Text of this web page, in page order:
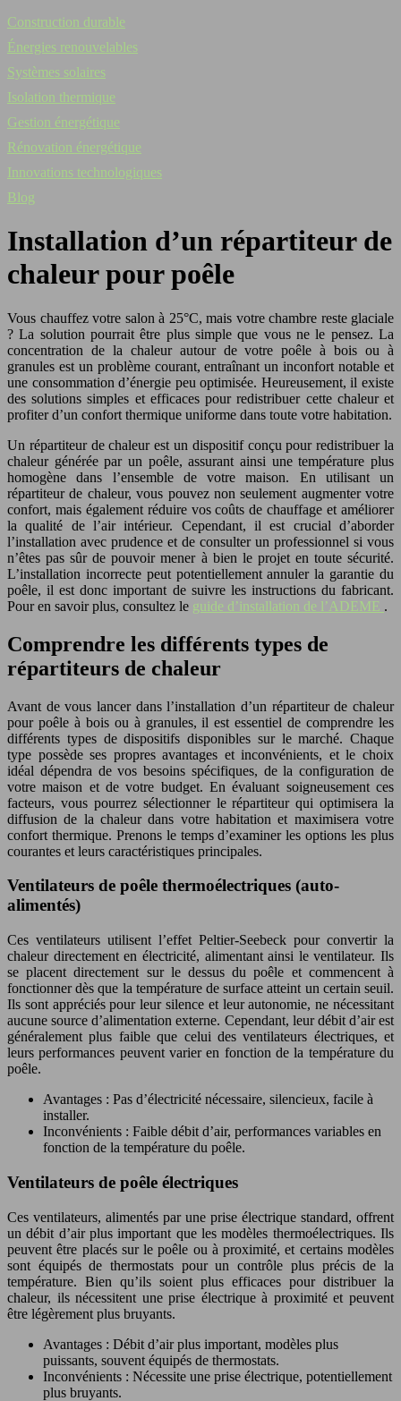
Construction durable
Énergies renouvelables
Systèmes solaires
Isolation thermique
Gestion énergétique
Rénovation énergétique
Innovations technologiques
Blog
Installation d’un répartiteur de
chaleur pour poêle
Vous chauffez votre salon à 25°C, mais votre chambre reste glaciale
? La solution pourrait être plus simple que vous ne le pensez. La
concentration de la chaleur autour de votre poêle à bois ou à
granules est un problème courant, entraînant un inconfort notable et
une consommation d’énergie peu optimisée. Heureusement, il existe
des solutions simples et efficaces pour redistribuer cette chaleur et
profiter d’un confort thermique uniforme dans toute votre habitation.
Un répartiteur de chaleur est un dispositif conçu pour redistribuer la
chaleur générée par un poêle, assurant ainsi une température plus
homogène dans l’ensemble de votre maison. En utilisant un
répartiteur de chaleur, vous pouvez non seulement augmenter votre
confort, mais également réduire vos coûts de chauffage et améliorer
la qualité de l’air intérieur. Cependant, il est crucial d’aborder
l’installation avec prudence et de consulter un professionnel si vous
n’êtes pas sûr de pouvoir mener à bien le projet en toute sécurité.
L’installation incorrecte peut potentiellement annuler la garantie du
poêle, il est donc important de suivre les instructions du fabricant.
Pour en savoir plus, consultez le guide d’installation de l’ADEME .
Comprendre les différents types de
répartiteurs de chaleur
Avant de vous lancer dans l’installation d’un répartiteur de chaleur
pour poêle à bois ou à granules, il est essentiel de comprendre les
différents types de dispositifs disponibles sur le marché. Chaque
type possède ses propres avantages et inconvénients, et le choix
idéal dépendra de vos besoins spécifiques, de la configuration de
votre maison et de votre budget. En évaluant soigneusement ces
facteurs, vous pourrez sélectionner le répartiteur qui optimisera la
diffusion de la chaleur dans votre habitation et maximisera votre
confort thermique. Prenons le temps d’examiner les options les plus
courantes et leurs caractéristiques principales.
Ventilateurs de poêle thermoélectriques (auto-
alimentés)
Ces ventilateurs utilisent l’effet Peltier-Seebeck pour convertir la
chaleur directement en électricité, alimentant ainsi le ventilateur. Ils
se placent directement sur le dessus du poêle et commencent à
fonctionner dès que la température de surface atteint un certain seuil.
Ils sont appréciés pour leur silence et leur autonomie, ne nécessitant
aucune source d’alimentation externe. Cependant, leur débit d’air est
généralement plus faible que celui des ventilateurs électriques, et
leurs performances peuvent varier en fonction de la température du
poêle.
Avantages : Pas d’électricité nécessaire, silencieux, facile à
installer.
Inconvénients : Faible débit d’air, performances variables en
fonction de la température du poêle.
Ventilateurs de poêle électriques
Ces ventilateurs, alimentés par une prise électrique standard, offrent
un débit d’air plus important que les modèles thermoélectriques. Ils
peuvent être placés sur le poêle ou à proximité, et certains modèles
sont équipés de thermostats pour un contrôle plus précis de la
température. Bien qu’ils soient plus efficaces pour distribuer la
chaleur, ils nécessitent une prise électrique à proximité et peuvent
être légèrement plus bruyants.
Avantages : Débit d’air plus important, modèles plus
puissants, souvent équipés de thermostats.
Inconvénients : Nécessite une prise électrique, potentiellement
plus bruyants.